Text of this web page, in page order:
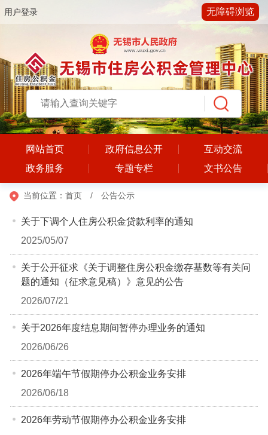
用户登录 无障碍浏览
网站首页 政府信息公开
互动交流
政务服务
专题专栏 文书公告
当前位置： 首页 / 公告公示
关于下调个人住房公积金贷款利率的通知
2025/05/07
关于公开征求《关于调整住房公积金缴存基数等有关问
题的通知（征求意见稿）》意见的公告
2026/07/21
关于2026年度结息期间暂停办理业务的通知
2026/06/26
2026年端午节假期停办公积金业务安排
2026/06/18
2026年劳动节假期停办公积金业务安排